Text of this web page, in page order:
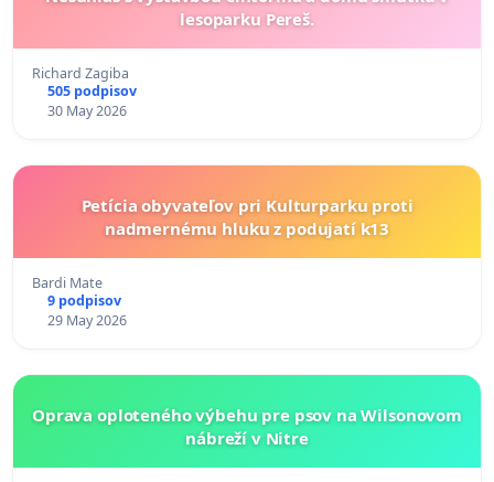
lesoparku Pereš.
Richard Zagiba
505 podpisov
30 May 2026
Petícia obyvateľov pri Kulturparku proti
nadmernému hluku z podujatí k13
Bardi Mate
9 podpisov
29 May 2026
Oprava oploteného výbehu pre psov na Wilsonovom
nábreží v Nitre